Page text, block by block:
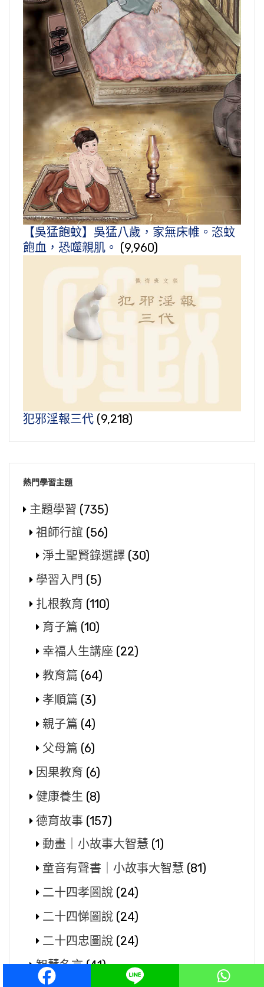
【吳猛飽蚊】吳猛八歲，家無床帷。恣蚊
飽血，恐噬親肌。 (9,960)
犯邪淫報三代 (9,218)
熱門學習主題
主題學習 (735)
祖師行誼 (56)
淨土聖賢錄選譯 (30)
學習入門 (5)
扎根教育 (110)
育子篇 (10)
幸福人生講座 (22)
教育篇 (64)
孝順篇 (3)
親子篇 (4)
父母篇 (6)
因果教育 (6)
健康養生 (8)
德育故事 (157)
動畫｜小故事大智慧 (1)
童音有聲書｜小故事大智慧 (81)
二十四孝圖說 (24)
二十四悌圖說 (24)
二十四忠圖說 (24)
智慧名言(41)